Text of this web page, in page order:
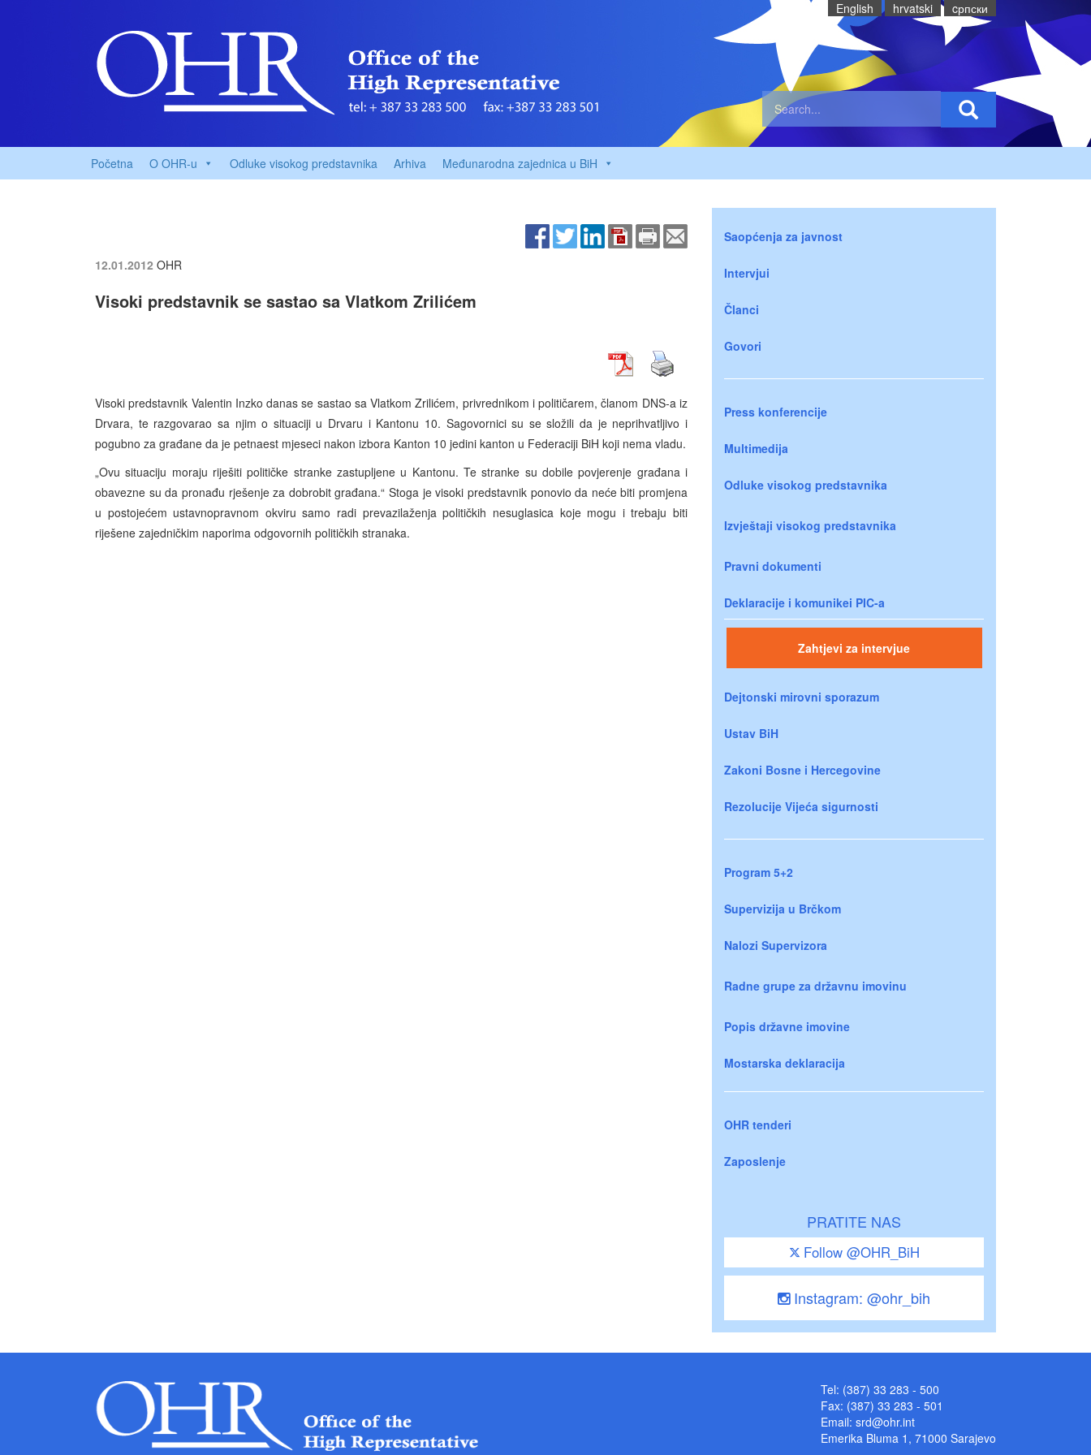
English hrvatski cрпски
Početna O OHR-u Odluke visokog predstavnika Arhiva Međunarodna zajednica u BiH
12.01.2012 OHR
Visoki predstavnik se sastao sa Vlatkom Zrilićem
Visoki predstavnik Valentin Inzko danas se sastao sa Vlatkom Zrilićem, privrednikom i političarem, članom DNS-a iz
Drvara, te razgovarao sa njim o situaciji u Drvaru i Kantonu 10. Sagovornici su se složili da je neprihvatljivo i
pogubno za građane da je petnaest mjeseci nakon izbora Kanton 10 jedini kanton u Federaciji BiH koji nema vladu.
„Ovu situaciju moraju riješiti političke stranke zastupljene u Kantonu. Te stranke su dobile povjerenje građana i
obavezne su da pronađu rješenje za dobrobit građana.“ Stoga je visoki predstavnik ponovio da neće biti promjena
u postojećem ustavnopravnom okviru samo radi prevazilaženja političkih nesuglasica koje mogu i trebaju biti
riješene zajedničkim naporima odgovornih političkih stranaka.
Saopćenja za javnost
Intervjui
Članci
Govori
Press konferencije
Multimedija
Odluke visokog predstavnika
Izvještaji visokog predstavnika
Pravni dokumenti
Deklaracije i komunikei PIC-a
Zahtjevi za intervjue
Dejtonski mirovni sporazum
Ustav BiH
Zakoni Bosne i Hercegovine
Rezolucije Vijeća sigurnosti
Program 5+2
Supervizija u Brčkom
Nalozi Supervizora
Radne grupe za državnu imovinu
Popis državne imovine
Mostarska deklaracija
OHR tenderi
Zaposlenje
PRATITE NAS
Follow @OHR_BiH
Instagram: @ohr_bih
Tel: (387) 33 283 - 500
Fax: (387) 33 283 - 501
Email: srd@ohr.int
Emerika Bluma 1, 71000 Sarajevo